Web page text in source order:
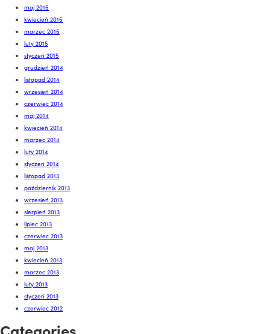
maj 2015
kwiecień 2015
marzec 2015
luty 2015
styczeń 2015
grudzień 2014
listopad 2014
wrzesień 2014
czerwiec 2014
maj 2014
kwiecień 2014
marzec 2014
luty 2014
styczeń 2014
listopad 2013
październik 2013
wrzesień 2013
sierpień 2013
lipiec 2013
czerwiec 2013
maj 2013
kwiecień 2013
marzec 2013
luty 2013
styczeń 2013
czerwiec 2012